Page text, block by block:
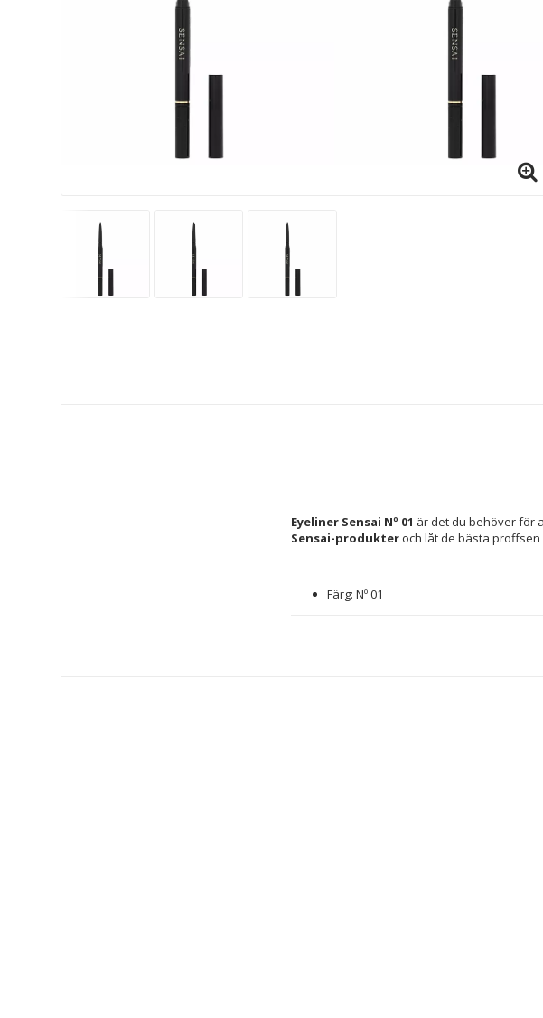
Eyeliner Sensai Nº 01 är det du behöver för
Sensai-produkter och låt de bästa
Färg: Nº 01